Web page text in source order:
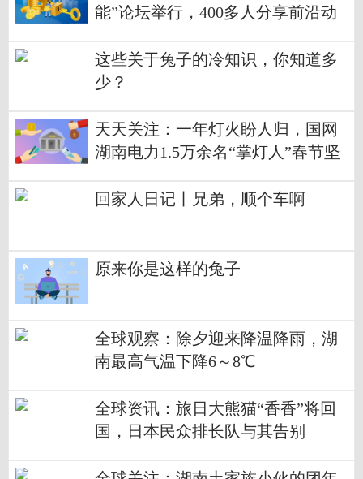
能”论坛举行，400多人分享前沿动
这些关于兔子的冷知识，你知道多
少？
天天关注：一年灯火盼人归，国网
湖南电力1.5万余名“掌灯人”春节坚
回家人日记丨兄弟，顺个车啊
原来你是这样的兔子
全球观察：除夕迎来降温降雨，湖
南最高气温下降6～8℃
全球资讯：旅日大熊猫“香香”将回
国，日本民众排长队与其告别